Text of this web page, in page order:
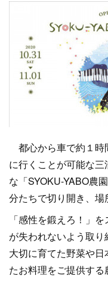
都心から車で約１時
に行くことが可能な
な「SYOKU-YABO農
分たちで切り開き、場
「感性を鍛えろ！」
が失われないよう取
大切に育てた野菜や
たお料理をご提供する